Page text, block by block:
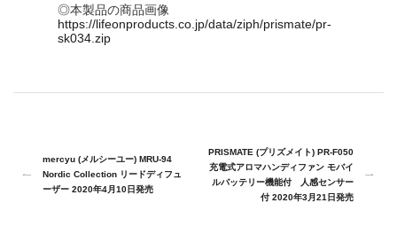
◎本製品の商品画像
https://lifeonproducts.co.jp/data/ziph/prismate/pr-
sk034.zip
mercyu (メルシーユー) MRU-94
Nordic Collection リードディフュ
ーザー 2020年4月10日発売
PRISMATE (プリズメイト) PR-F050
充電式アロマハンディファン モバイ
ルバッテリー機能付 人感センサー
付 2020年3月21日発売